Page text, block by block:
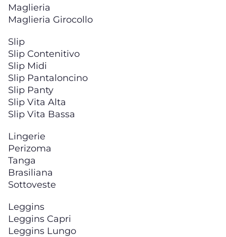
Maglieria
Maglieria Girocollo
Slip
Slip Contenitivo
Slip Midi
Slip Pantaloncino
Slip Panty
Slip Vita Alta
Slip Vita Bassa
Lingerie
Perizoma
Tanga
Brasiliana
Sottoveste
Leggins
Leggins Capri
Leggins Lungo